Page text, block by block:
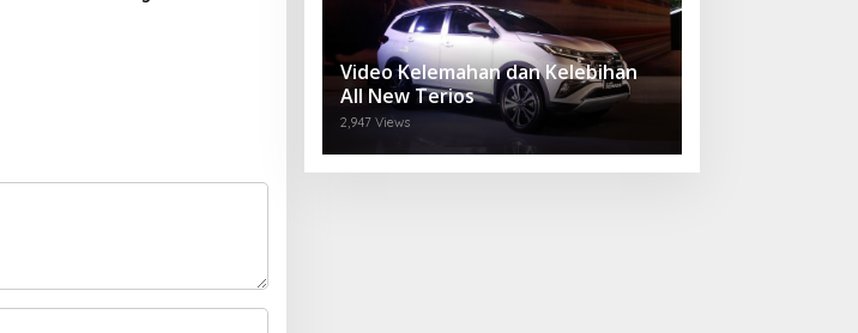
Video Kelemahan dan Kelebihan
All New Terios
2,947 Views